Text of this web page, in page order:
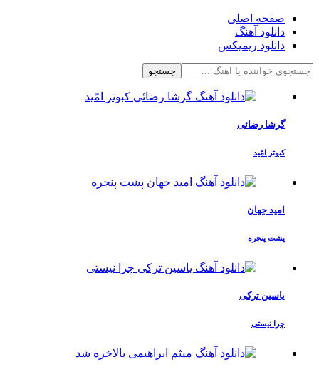
صفحه اصلی
دانلود آهنگ
دانلود ریمیکس
جستجو
گرشا رضائی
کبوتر امّید
امید جهان
پشت پنجره
یاسین ترکی
چرا نیستی